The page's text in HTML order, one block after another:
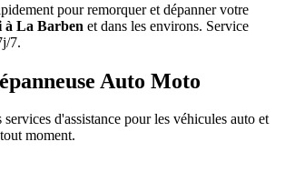
pour remorquer et dépanner votre
à La Barben et dans les environs. Service
7.
Auto Moto
d'assistance pour les véhicules auto et
moment.